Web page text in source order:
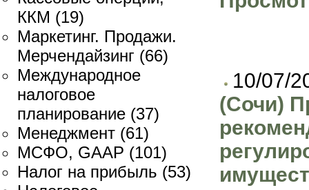
ККМ (19)
Маркетинг. Продажи.
Мерчендайзинг (66)
Международное
налоговое
планирование (37)
Менеджмент (61)
МСФО, GAAP (101)
Налог на прибыль (53)
10/07/
(Сочи)